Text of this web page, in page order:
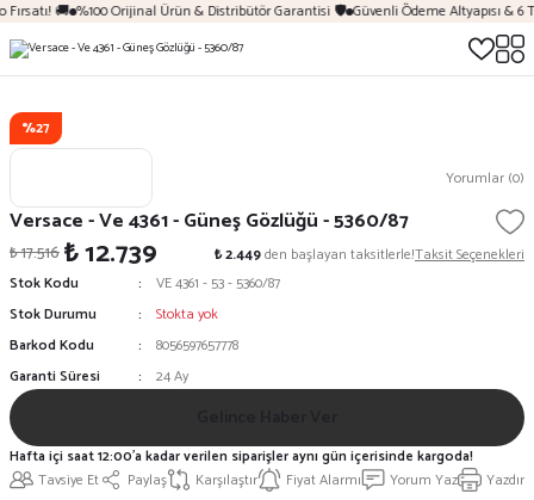
🚚 %100 Orijinal Ürün & Distribütör Garantisi 🛡️ Güvenli Ödeme Altyapısı & 6
%27
Yorumlar (0)
Versace - Ve 4361 - Güneş Gözlüğü - 5360/87
₺ 17.516₺ 12.739 ₺ 2.449den başlayan taksitlerle!Taksit Seçenekleri
Stok Kodu
VE 4361 - 53 - 5360/87
Stok Durumu
Stokta yok
Barkod Kodu
8056597657778
Garanti Süresi
24 Ay
Tavsiye Et Paylaş Karşılaştır Fiyat Alarmı Yorum Yaz Yazdır
Hafta içi saat 12:00'a kadar verilen siparişler aynı gün içerisinde kargoda!